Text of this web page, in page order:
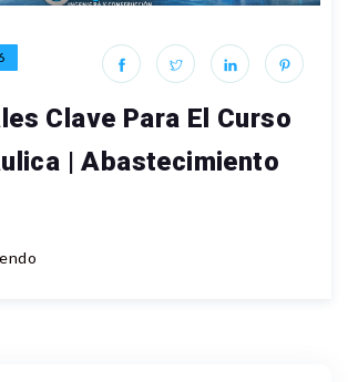
Clave Para El Curso
| Abastecimiento